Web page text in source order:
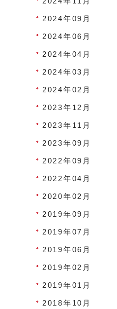
2024年09月
2024年06月
2024年04月
2024年03月
2024年02月
2023年12月
2023年11月
2023年09月
2022年09月
2022年04月
2020年02月
2019年09月
2019年07月
2019年06月
2019年02月
2019年01月
2018年10月